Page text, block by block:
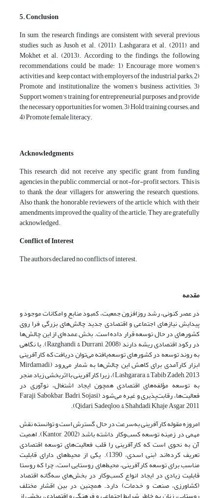
5. Conclusion
In sum, the research findings are consistent with several previous
studies such as Jusoh et al. (2011), Lashgarara et al. (2011), and
Mokhet et al. (2013). According to the findings, the following
recommendations could be made: 1) Encourage more women's
activities and keep contact with employers of the industrial parks; 2)
Promote and institutionalize the women's business activities; 3)
Support women's training for entrepreneurial purposes and provide
the necessary opportunities for women; 3) Hold training courses; and
4) Promote female literacy.
Acknowledgments
This research did not receive any specific grant from funding
agencies in the public, commercial, or not-for-profit sectors. This is
to thank the dear villagers for answering the research questions.
Also thank the honorable reviewers of the article, which, with their
amendments, improved the quality of the article; They are gratefully
acknowledged.
Conflict of Interest
The authors declared no conflicts of interest.
مقدمه
در عصر کنونی، رشد روزافزون جمعیت، کمبود منابع و امکانات موجود و
پیدایش نیازهای اجتماعی و اقتصادی جدید چالش‌های بزرگی فرا روی
کشورهای در حال توسعه قرار داده است. بخش عمده‌ای از این چالش‌ها
در رکود اقتصادی ریشه دارند (Razghandi & Durrani, 2008). با نگاهی
به روند توسعه در کشورهای توسعه‌یافته می‌توان دریافت که کارآفرینی
ابزار کارآمدی برای کاهش این چالش‌ها به شمار می‌رود (Mirdamadi,
Lashgarara, & Tabib Zadeh, 2013)، زیرا کارآفرینی با اثربخشی زیاد منجر
به توسعه مؤلفه‌های اقتصادی همچون ایجاد اشتغال، نوآوری در
فعالیت‌ها، رقابت‌پذیری و غیره می‌شود (Faraji Sabokbar, Badri, Sojasi
Qidari, Sadeqloo, & Shahdadi Khaje Asgar, 2011).
امروزه مقوله کارآفرینی به‌سرعت در حال گسترش است و توانسته نقش
مهمی در زمینه توسعه کسب‌وکار داشته باشد (Kantor, 2002). اهمیت
آن به نحوی است که کارآفرینی را قلب فعالیت‌های توسعه اقتصادی
تعریف کرده‌اند (بنی اسدی، 1390). یکی از محیط‌های دارای قابلیت
مناسب برای توسعه کارآفرینی، محیط‌های روستایی است، چرا که روستا
قابلیت زیادی در ایجاد انواع کسب‌وکار در بخش‌های سه‌گانه اقتصاد
(کشاورزی، صنعت و خدمات) دارد. همچنین در بین اقشار مختلف